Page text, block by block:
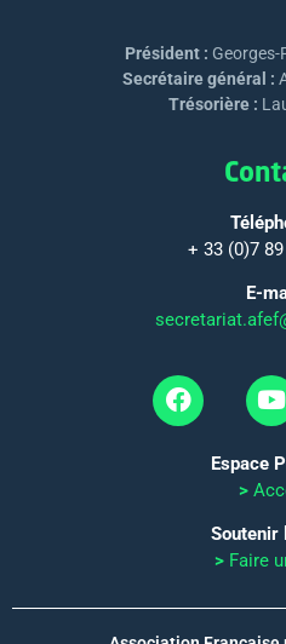
Président : Georges-
Secrétaire général :
Trésorière :
+ 33 (0)7
E-
Espace
>
Soutenir
> Faire